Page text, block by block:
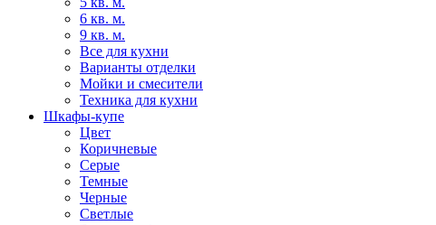
6 кв. м.
9 кв. м.
Все для кухни
Варианты отделки
Мойки и смесители
Техника для кухни
Шкафы-купе
Цвет
Коричневые
Серые
Темные
Черные
Светлые